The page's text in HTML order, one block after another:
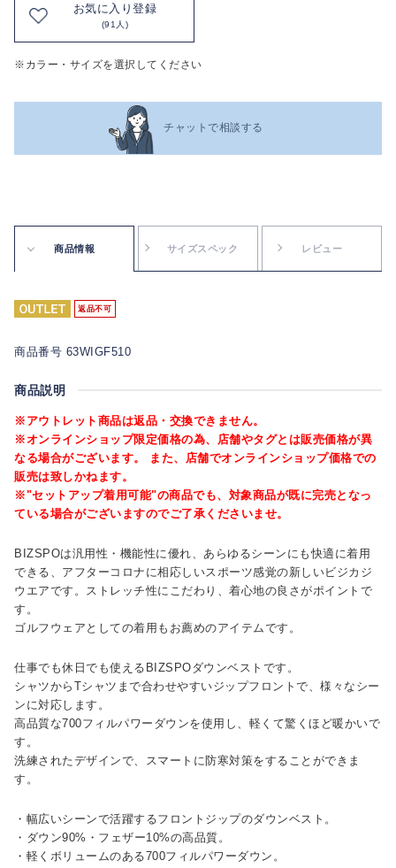
お気に入り登録
(91人)
※カラー・サイズを選択してください
チャットで相談する
商品情報 サイズスペック レビュー
返品不可
商品番号 63WIGF510
商品説明
※アウトレット商品は返品・交換できません。
※オンラインショップ限定価格の為、店舗やタグとは販売価格が異
なる場合がございます。 また、店舗でオンラインショップ価格での
販売は致しかねます。
※"セットアップ着用可能"の商品でも、対象商品が既に完売となっ
ている場合がございますのでご了承くださいませ。
BIZSPOは汎用性・機能性に優れ、あらゆるシーンにも快適に着用
できる、アフターコロナに相応しいスポーツ感覚の新しいビジカジ
ウエアです。ストレッチ性にこだわり、着心地の良さがポイントで
す。
ゴルフウェアとしての着用もお薦めのアイテムです。
仕事でも休日でも使えるBIZSPOダウンベストです。
シャツからTシャツまで合わせやすいジップフロントで、様々なシー
ンに対応します。
高品質な700フィルパワーダウンを使用し、軽くて驚くほど暖かいで
す。
洗練されたデザインで、スマートに防寒対策をすることができま
す。
・幅広いシーンで活躍するフロントジップのダウンベスト。
・ダウン90%・フェザー10%の高品質。
・軽くボリュームのある700フィルパワーダウン。